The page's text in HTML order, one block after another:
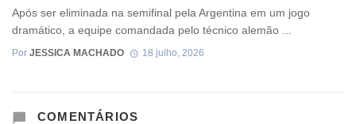
Após ser eliminada na semifinal pela Argentina em um jogo
dramático, a equipe comandada pelo técnico alemão ...
Por JESSICA MACHADO 18 julho, 2026
COMENTÁRIOS